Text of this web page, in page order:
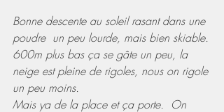
Bonne descente au soleil rasant dans une
poudre  un peu lourde, mais bien skiable.
600m plus bas ça se gâte un peu, la
neige est pleine de rigoles, nous on rigole
un peu moins.
Mais ya de la place et ça porte.  On